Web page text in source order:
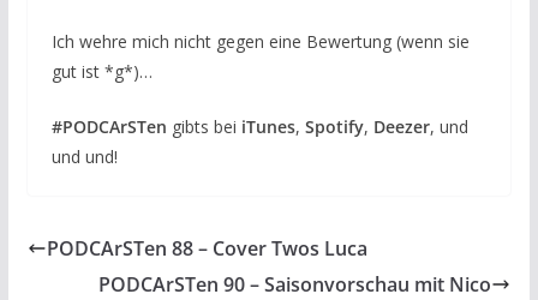
Ich wehre mich nicht gegen eine Bewertung (wenn sie
gut ist *g*)…
#PODCArSTen gibts bei iTunes, Spotify, Deezer, und
und und!
PODCArSTen 88 – Cover Twos Luca
PODCArSTen 90 – Saisonvorschau mit Nico